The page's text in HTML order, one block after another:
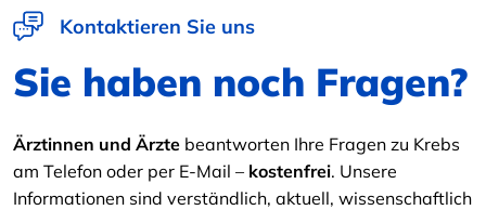
Kontaktieren Sie uns
Sie haben noch Fragen?
Ärztinnen und Ärzte beantworten Ihre Fragen zu Krebs
am Telefon oder per E-Mail – kostenfrei. Unsere
Informationen sind verständlich, aktuell, wissenschaftlich